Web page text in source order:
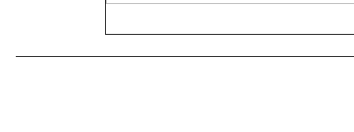
શિક્ષણ ખાતાના વહીવટી સ્ટાફના